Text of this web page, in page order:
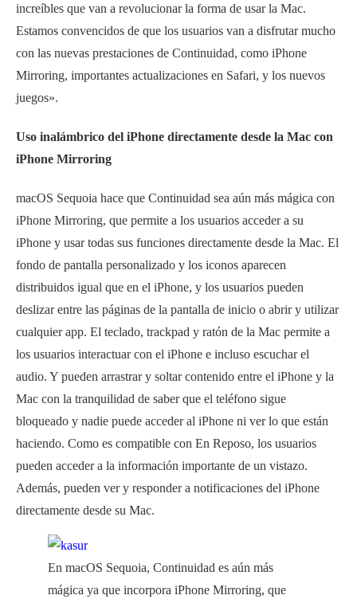
increíbles que van a revolucionar la forma de usar la Mac.
Estamos convencidos de que los usuarios van a disfrutar mucho
con las nuevas prestaciones de Continuidad, como iPhone
Mirroring, importantes actualizaciones en Safari, y los nuevos
juegos».
Uso inalámbrico del iPhone directamente desde la Mac con
iPhone Mirroring
macOS Sequoia hace que Continuidad sea aún más mágica con
iPhone Mirroring, que permite a los usuarios acceder a su
iPhone y usar todas sus funciones directamente desde la Mac. El
fondo de pantalla personalizado y los iconos aparecen
distribuidos igual que en el iPhone, y los usuarios pueden
deslizar entre las páginas de la pantalla de inicio o abrir y utilizar
cualquier app. El teclado, trackpad y ratón de la Mac permite a
los usuarios interactuar con el iPhone e incluso escuchar el
audio. Y pueden arrastrar y soltar contenido entre el iPhone y la
Mac con la tranquilidad de saber que el teléfono sigue
bloqueado y nadie puede acceder al iPhone ni ver lo que están
haciendo. Como es compatible con En Reposo, los usuarios
pueden acceder a la información importante de un vistazo.
Además, pueden ver y responder a notificaciones del iPhone
directamente desde su Mac.
En macOS Sequoia, Continuidad es aún más
mágica ya que incorpora iPhone Mirroring, que